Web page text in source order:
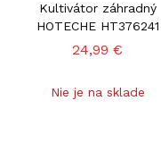
Kultivátor záhradný
HOTECHE HT376241
24,99 €
Nie je na sklade